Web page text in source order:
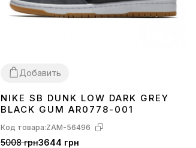
Добавить
3637 38394041 42 4344
NIKE SB DUNK LOW DARK GREY
BLACK GUM AR0778-001
Код товара:ZAM-56496
5008 грн3644 грн